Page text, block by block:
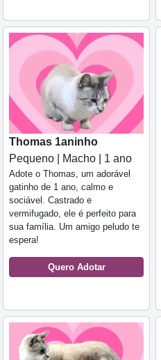
Thomas 1aninho
Pequeno | Macho | 1 ano
Adote o Thomas, um adorável
gatinho de 1 ano, calmo e
sociável. Castrado e
vermifugado, ele é perfeito para
sua família. Um amigo peludo te
espera!
Quero Adotar